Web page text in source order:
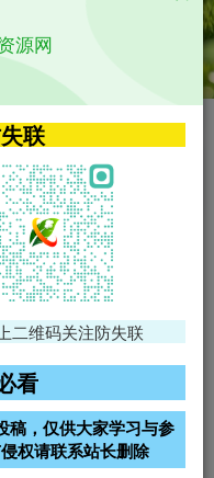
APP源码
影视源码
影视源码
轻量4核4G3M服务器38元/
雨云高防免备案服务器
源网
联
二维码关注防失联
看
稿，仅供大家学习与参
权请联系站长删除